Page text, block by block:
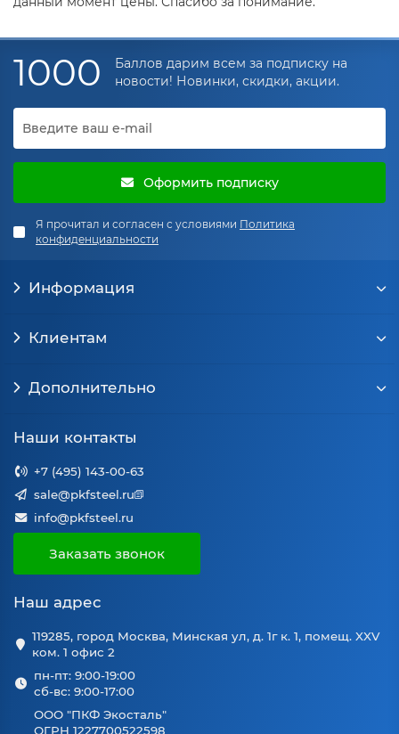
1000
Баллов дарим всем за подписку на
новости! Новинки, скидки, акции.
Оформить подписку
Я прочитал и согласен с условиями Политика
конфиденциальности
Информация
Клиентам
Дополнительно
Наши контакты
+7 (495) 143-00-63
sale@pkfsteel.ru
info@pkfsteel.ru
Заказать звонок
Наш адрес
119285, город Москва, Минская ул, д. 1г к. 1, помещ. XXV
ком. 1 офис 2
пн-пт: 9:00-19:00
сб-вс: 9:00-17:00
ООО "ПКФ Экосталь"
ОГРН 1227700522598